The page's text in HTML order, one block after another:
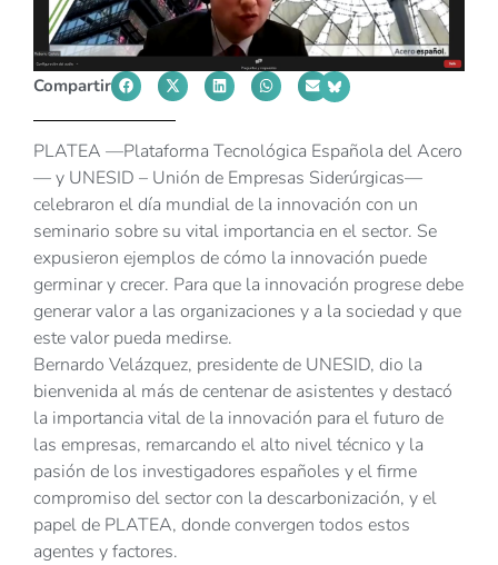
Compartir
PLATEA —Plataforma Tecnológica Española del Acero
— y UNESID – Unión de Empresas Siderúrgicas—
celebraron el día mundial de la innovación con un
seminario sobre su vital importancia en el sector. Se
expusieron ejemplos de cómo la innovación puede
germinar y crecer. Para que la innovación progrese debe
generar valor a las organizaciones y a la sociedad y que
este valor pueda medirse.
Bernardo Velázquez, presidente de UNESID, dio la
bienvenida al más de centenar de asistentes y destacó
la importancia vital de la innovación para el futuro de
las empresas, remarcando el alto nivel técnico y la
pasión de los investigadores españoles y el firme
compromiso del sector con la descarbonización, y el
papel de PLATEA, donde convergen todos estos
agentes y factores.